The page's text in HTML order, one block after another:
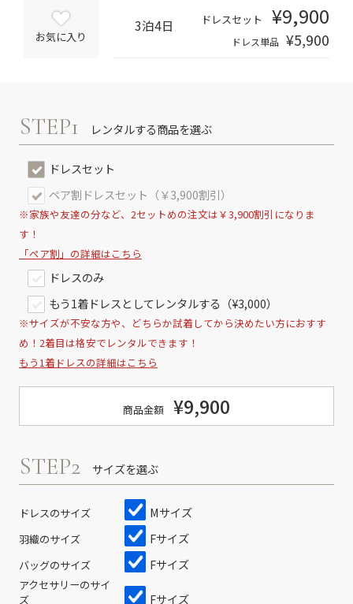
お気に入り
3泊4日 ドレスセット ¥9,900
ドレス単品 ¥5,900
STEP1 レンタルする商品を選ぶ
ドレスセット
ペア割ドレスセット（￥3,900割引）
※家族や友達の分など、2セットめの注文は￥3,900割引になりま
す！
「ペア割」の詳細はこちら
ドレスのみ
もう1着ドレスとしてレンタルする（¥3,000）
※サイズが不安な方や、どちらか試着してから決めたい方におすす
め！2着目は格安でレンタルできます！
もう1着ドレスの詳細はこちら
商品金額 ¥9,900
STEP2 サイズを選ぶ
ドレスのサイズ Mサイズ
羽織のサイズ Fサイズ
バッグのサイズ Fサイズ
アクセサリーのサイ
ズ
Fサイズ